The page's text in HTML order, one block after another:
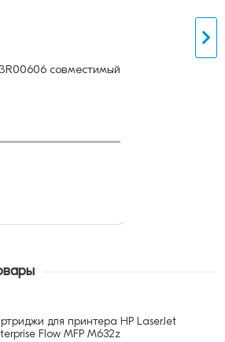
совместимый
для принтера HP LaserJet
Flow MFP M632z